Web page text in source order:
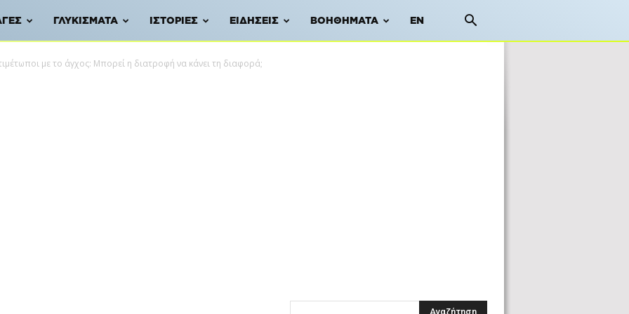
ΓΛΥΚΊΣΜΑΤΑ ΙΣΤΟΡΊΕΣ ΕΙΔΉΣΕΙΣ ΒΟΗΘΉΜΑΤΑ EN
με το άγχος: Μπορεί η διατροφή να κάνει τη διαφορά;